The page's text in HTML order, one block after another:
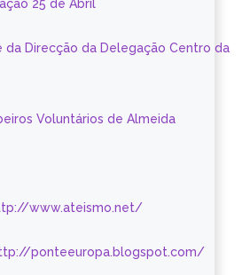
25 de Abril
da Direcção da Delegação Centro da
Voluntários de Almeida
www.ateismo.net/
ponteeuropa.blogspot.com/